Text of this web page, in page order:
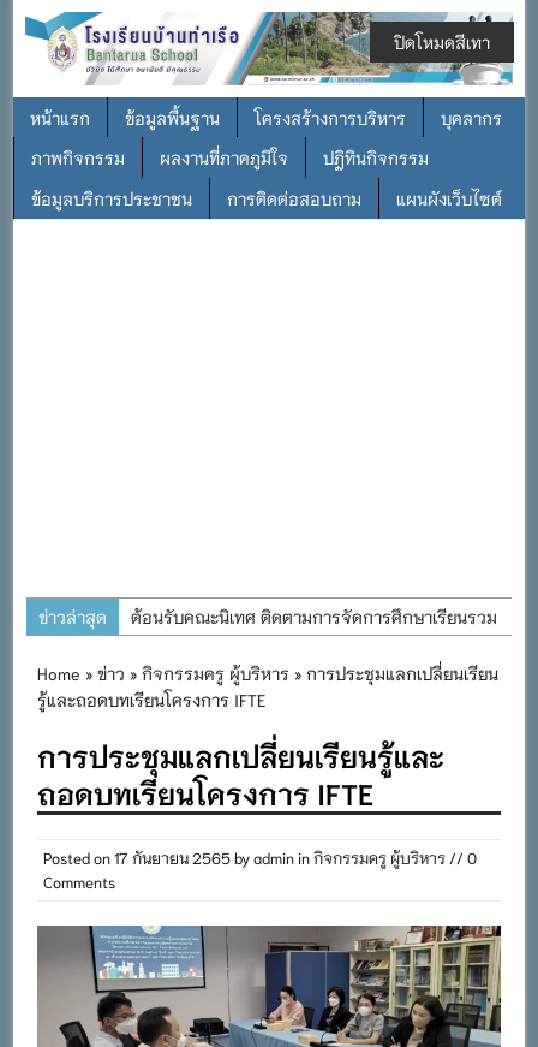
หน้าแรก ข้อมูลพื้นฐาน โครงสร้างการบริหาร
บุคลากร
ภาพกิจกรรม
ผลงานที่ภาคภูมิใจ
ปฎิทินกิจกรรม
ข้อมูลบริการประชาชน
การติดต่อสอบถาม แผนผังเว็บไซต์
ข่าวล่าสุด
ต้อนรับคณะนิเทศ ติดตามการจัดการศึกษาเรียนรวม
การอบรมการจัดทำแผนพัฒนาการจัดการศึกษาและ
สำนักงานเขตพื้นที่การศึกษาประถมศึกษาภูเก็ต
พิธีถวายเครื่องราชสักการะ วางพานพุ่ม และจุด
พระชนมพรรษา พระบาทสมเด็จพระเจ้าอยู่หัว ๒๘
กิจกรรมถวายเทียนพรรษา สืบสานพระพุทธศาสนา
เนื่องในวันอาสาฬหบูชาและวันเข้าพรรษา
กิจกรรม SAFETY FOR KIDS เสริมสร้างวินัยและ
ความปลอดภัยในการใช้รถใช้ถนน
Home »ข่าว »กิจกรรมครู ผู้บริหาร » การประชุมแลกเปลี่ยนเรียน
รู้และถอดบทเรียนโครงการ IFTE
การประชุมแลกเปลี่ยนเรียนรู้และ
ถอดบทเรียนโครงการ IFTE
Posted on17 กันยายน 2565byadmininกิจกรรมครู ผู้บริหาร // 0
Comments
ปิดโหมดสีเทา